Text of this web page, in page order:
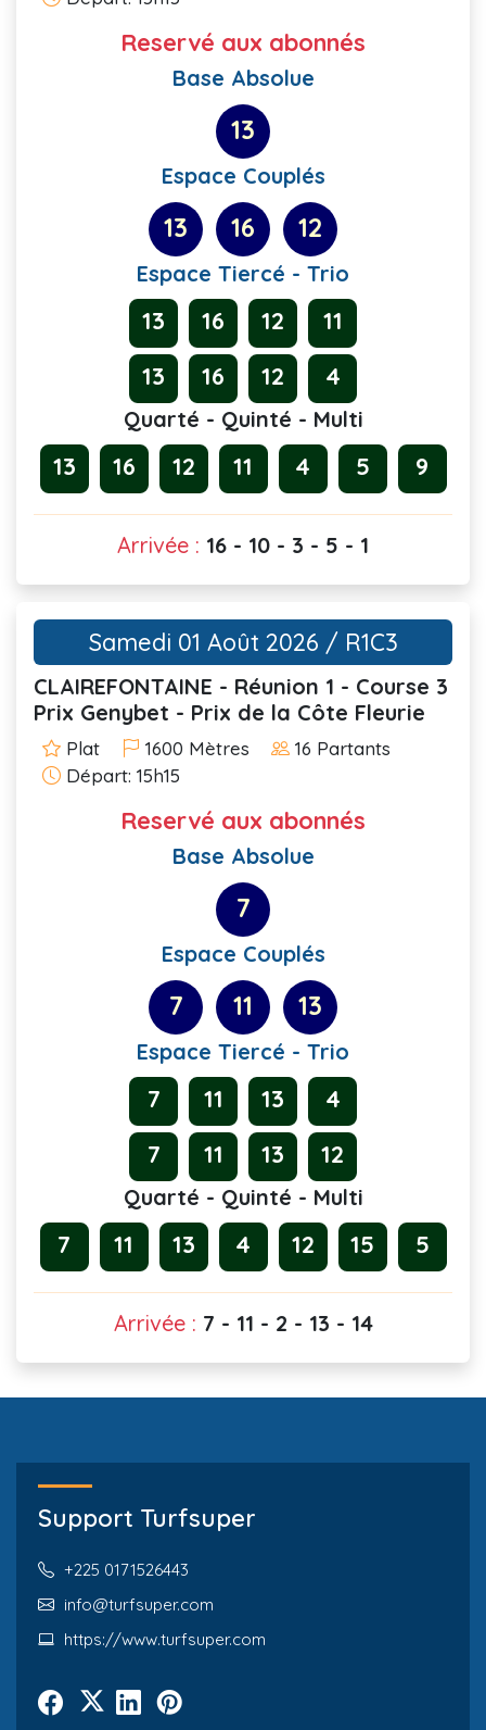
Reservé aux abonnés
Base Absolue
13
Espace Couplés
13 16 12
Espace Tiercé - Trio
13 16 12
11
13
16 12 4
Quarté - Quinté - Multi
13 16 12 11 4 5 9
Arrivée : 16 - 10 - 3 - 5 - 1
Samedi 01 Août 2026 / R1C3
CLAIREFONTAINE - Réunion 1 - Course 3
Prix Genybet - Prix de la Côte Fleurie
Plat 1600 Mètres
16 Partants
Départ: 15h15
Reservé aux abonnés
Base Absolue
7
Espace Couplés
7 11 13
Espace Tiercé - Trio
7 11 13
4
7
11 13 12
Quarté - Quinté - Multi
7 11 13 4 12 15 5
Arrivée : 7 - 11 - 2 - 13 - 14
Support Turfsuper
+225 0171526443
info@turfsuper.com
https://www.turfsuper.com